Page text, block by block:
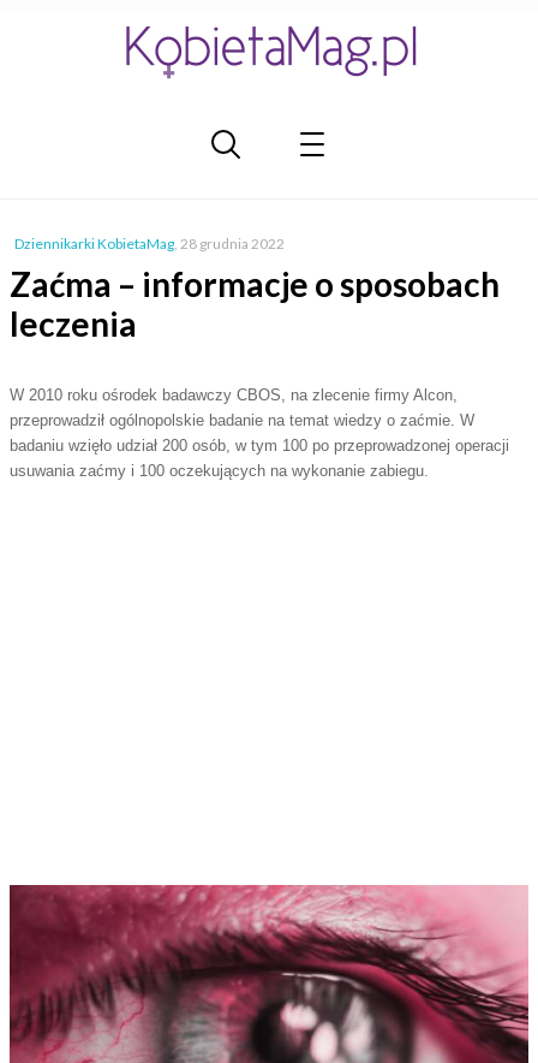
Dziennikarki KobietaMag, 28 grudnia 2022
Zaćma – informacje o sposobach
leczenia
W 2010 roku ośrodek badawczy CBOS, na zlecenie firmy Alcon,
przeprowadził ogólnopolskie badanie na temat wiedzy o zaćmie. W
badaniu wzięło udział 200 osób, w tym 100 po przeprowadzonej operacji
usuwania zaćmy i 100 oczekujących na wykonanie zabiegu.